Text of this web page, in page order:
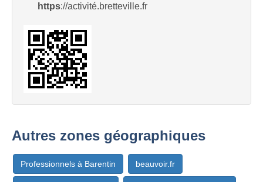
https://activité.bretteville.fr
Autres zones géographiques
Professionnels à Barentin beauvoir.fr